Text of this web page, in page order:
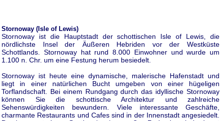
Stornoway (Isle of Lewis)
Stornoway ist die Hauptstadt der schottischen Isle of Lewis, die
nördlichste Insel der Äußeren Hebriden vor der Westküste
Schottlands. Stornoway hat rund 8.000 Einwohner und wurde um
1.100 n. Chr. um eine Festung herum besiedelt.
Stornoway ist heute eine dynamische, malerische Hafenstadt und
liegt in einer natürlichen Bucht umgeben von einer hügeligen
Torflandschaft. Bei einem Rundgang durch das idyllische Stornoway
können Sie die schottische Architektur und zahlreiche
Sehenswürdigkeiten bewundern. Viele interessante Geschäfte,
charmante Restaurants und Cafes sind in der Innenstadt angesiedelt.